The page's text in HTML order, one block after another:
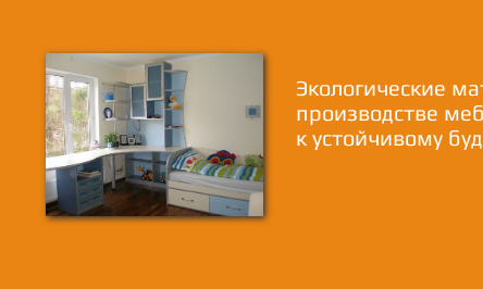
Экологические
производстве
к устойчивому